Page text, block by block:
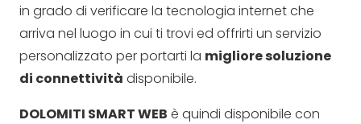
in grado di verificare la tecnologia internet che
arriva nel luogo in cui ti trovi ed offrirti un servizio
personalizzato per portarti la migliore soluzione
di connettività disponibile.
DOLOMITI SMART WEB è quindi disponibile con